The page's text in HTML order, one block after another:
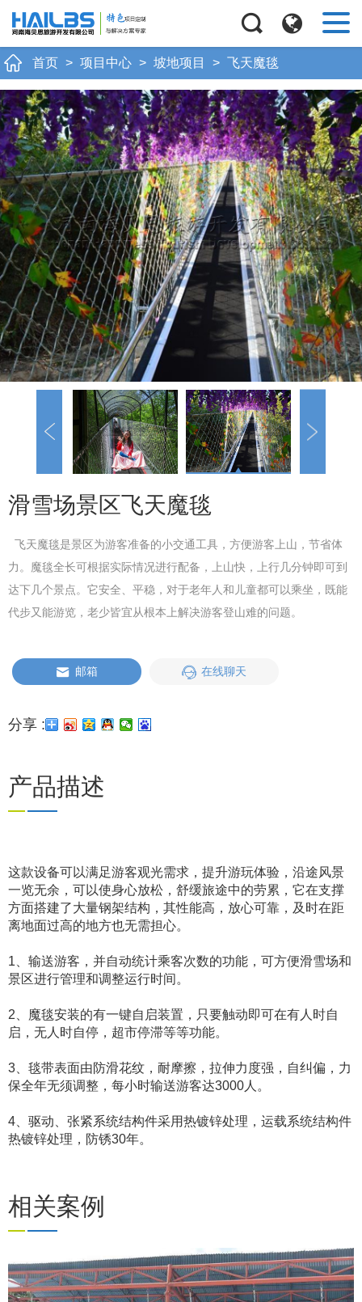
首页 > 项目中心 > 坡地项目 > 飞天魔毯
Previous
滑雪场景区飞天魔毯
飞天魔毯是景区为游客准备的小交通工具，方便游客上山，节省体
力。魔毯全长可根据实际情况进行配备，上山快，上行几分钟即可到
达下几个景点。它安全、平稳，对于老年人和儿童都可以乘坐，既能
代步又能游览，老少皆宜从根本上解决游客登山难的问题。
邮箱 在线聊天
分享 :
产品描述
这款设备可以满足游客观光需求，提升游玩体验，沿途风景
一览无余，可以使身心放松，舒缓旅途中的劳累，它在支撑
方面搭建了大量钢架结构，其性能高，放心可靠，及时在距
离地面过高的地方也无需担心。
1、输送游客，并自动统计乘客次数的功能，可方便滑雪场和
景区进行管理和调整运行时间。
2、魔毯安装的有一键自启装置，只要触动即可在有人时自
启，无人时自停，超市停滞等等功能。
3、毯带表面由防滑花纹，耐摩擦，拉伸力度强，自纠偏，力
保全年无须调整，每小时输送游客达3000人。
4、驱动、张紧系统结构件采用热镀锌处理，运载系统结构件
热镀锌处理，防锈30年。
相关案例